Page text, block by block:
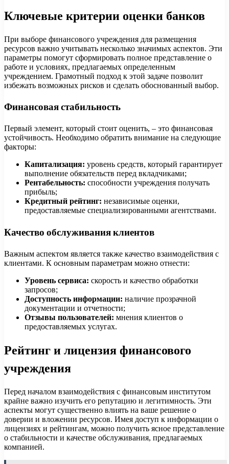
Ключевые критерии оценки банков
При выборе финансового учреждения для размещения
ресурсов важно учитывать несколько значимых аспектов. Эти
параметры помогут сформировать полное представление о
работе и условиях, предлагаемых определенным
учреждением. Грамотный подход к этой задаче позволит
избежать возможных рисков и сделать обоснованный выбор.
Финансовая стабильность
Первый элемент, который стоит оценить, – это финансовая
устойчивость. Необходимо обратить внимание на следующие
факторы:
Капитализация: уровень средств, который гарантирует
выполнение обязательств перед вкладчиками;
Рентабельность: способности учреждения получать
прибыль;
Кредитный рейтинг: независимые оценки,
предоставляемые специализированными агентствами.
Качество обслуживания клиентов
Важным аспектом является также качество взаимодействия с
клиентами. К основным параметрам можно отнести:
Уровень сервиса: скорость и качество обработки
запросов;
Доступность информации: наличие прозрачной
документации и отчетности;
Отзывы пользователей: мнения клиентов о
предоставляемых услугах.
Рейтинг и лицензия финансового
учреждения
Перед началом взаимодействия с финансовым институтом
крайне важно изучить его репутацию и легитимность. Эти
аспекты могут существенно влиять на ваше решение о
доверии и вложении ресурсов. Имея доступ к информации о
лицензиях и рейтингам, можно получить ясное представление
о стабильности и качестве обслуживания, предлагаемых
компанией.